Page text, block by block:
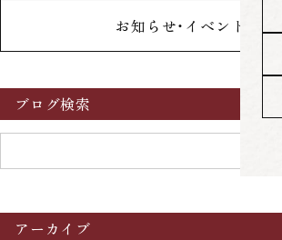
お知らせ・イベント一覧へ
ブログ検索
アーカイブ